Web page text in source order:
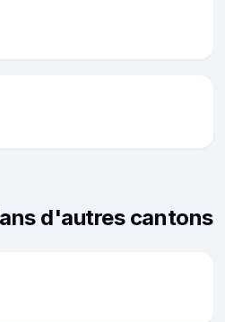
d'autres cantons